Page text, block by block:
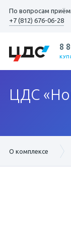
По вопросам
+7 (812) 676-06-28
8
ЦДС
О комплексе